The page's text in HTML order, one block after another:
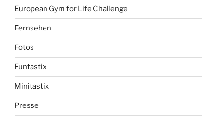
European Gym for Life Challenge
Fernsehen
Fotos
Funtastix
Minitastix
Presse